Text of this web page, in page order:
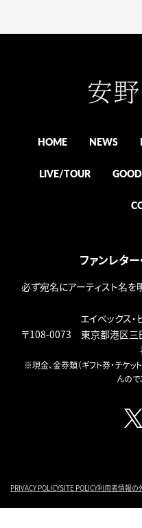
HOME NEWS
LIVE/TOUR
ファンレタ
必ず宛名にアーティスト名を
エイベックス
〒108-0073 東京都港区三
※現金、金券類（ギフト券・チケ
んので
PRIVACY POLICYSITE POLICY利用者情報の